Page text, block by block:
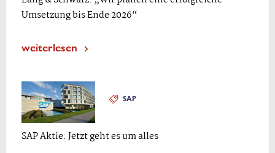
Umsetzung bis Ende 2026“
weiterlesen
SAP
SAP Aktie: Jetzt geht es um alles